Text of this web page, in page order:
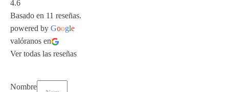
4.6
Basado en 11 reseñas.
powered by Google
valóranos en
Ver todas las reseñas
Nombre